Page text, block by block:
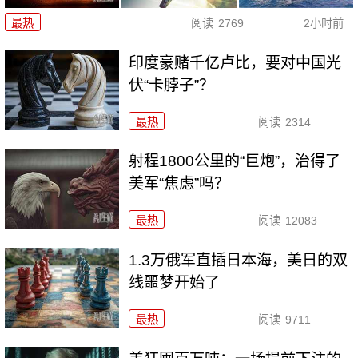
最热 阅读 2769 2小时前
印度豪赌千亿卢比，要对中国光
伏“卡脖子”？
最热 阅读 2314
射程1800公里的“巨炮”，治得了
美军“焦虑”吗？
最热 阅读 12083
1.3万俄军直插日本海，美日的双
线噩梦开始了
最热 阅读 9711